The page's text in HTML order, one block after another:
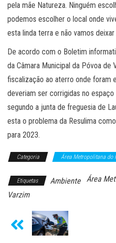
pela mãe Natureza. Ninguém
podemos escolher o local onde
esta linda terra e não vamos
De acordo com o Boletim
da Câmara Municipal da Póvoa de
fiscalização ao aterro onde foram
deveriam ser corrigidas no
segundo a junta de freguesia de
esta o problema da Resulima
para 2023.
Categoria Área Metropolitana do
Etiquetas Ambiente Área
Varzim